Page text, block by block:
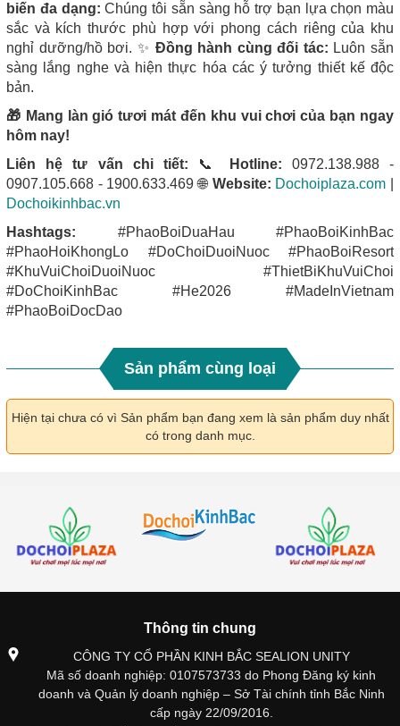
biến đa dạng: Chúng tôi sẵn sàng hỗ trợ bạn lựa chọn màu
sắc và kích thước phù hợp với phong cách riêng của khu
nghỉ dưỡng/hồ bơi. ✨ Đồng hành cùng đối tác: Luôn sẵn
sàng lắng nghe và hiện thực hóa các ý tưởng thiết kế độc
bản.
🎁 Mang làn gió tươi mát đến khu vui chơi của bạn ngay
hôm nay!
Liên hệ tư vấn chi tiết: 📞 Hotline: 0972.138.988 -
0907.105.668 - 1900.633.469 🌐 Website: Dochoiplaza.com
Dochoikinhbac.vn
Hashtags: #PhaoBoiDuaHau #PhaoBoiKinhBac
#PhaoHoiKhongLo #DoChoiDuoiNuoc #PhaoBoiResort
#KhuVuiChoiDuoiNuoc #ThietBiKhuVuiChoi
#DoChoiKinhBac #He2026 #MadeInVietnam
#PhaoBoiDocDao
Sản phẩm cùng loại
Hiện tại chưa có vì Sản phẩm bạn đang xem là sản phẩm duy nhất
có trong danh mục.
Thông tin chung
CÔNG TY CỔ PHẦN KINH BẮC SEALION UNITY
Mã số doanh nghiệp: 0107573733 do Phong Đăng ký kinh
doanh và Quản lý doanh nghiệp – Sở Tài chính tỉnh Bắc Ninh
cấp ngày 22/09/2016.